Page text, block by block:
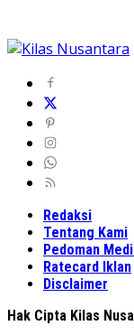
Redaksi
Tentang Kami
Pedoman
Ratecard Iklan
Disclaimer
Hak Cipta Kilas